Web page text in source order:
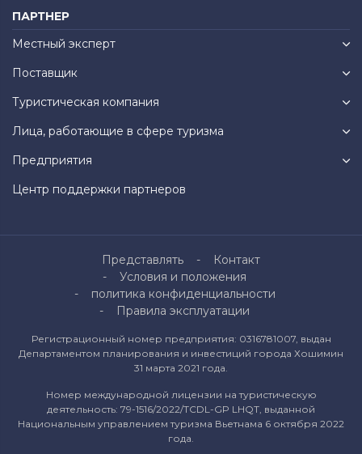
ПАРТНЕР
Местный эксперт
Поставщик
Туристическая компания
Лица, работающие в сфере туризма
Предприятия
Центр поддержки партнеров
Представлять
Контакт
Условия и положения
политика конфиденциальности
Правила эксплуатации
Регистрационный номер предприятия: 0316781007, выдан
Департаментом планирования и инвестиций города Хошимин
31 марта 2021 года.
Номер международной лицензии на туристическую
деятельность: 79-1516/2022/TCDL-GP LHQT, выданной
Национальным управлением туризма Вьетнама 6 октября 2022
года.